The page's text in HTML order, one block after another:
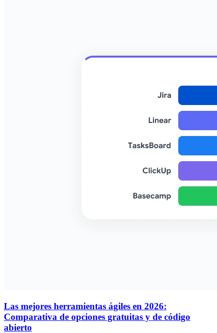
Las mejores herramientas ágiles en 2026:
Comparativa de opciones gratuitas y de código
abierto